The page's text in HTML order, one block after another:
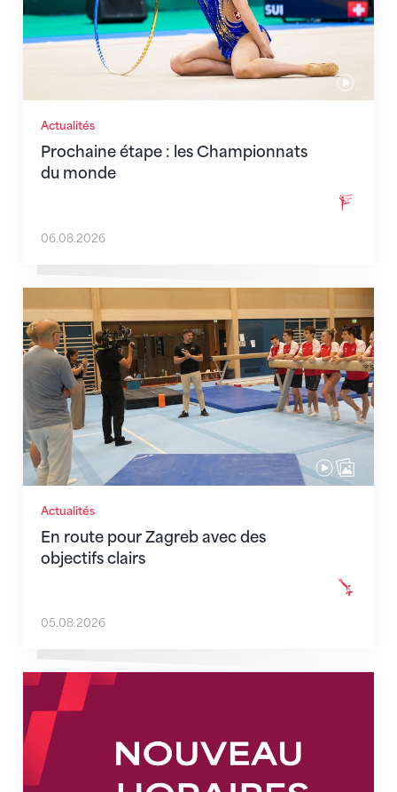
Actualités
Prochaine étape : les Championnats
du monde
06.08.2026
Actualités
En route pour Zagreb avec des
objectifs clairs
En route pour Zagreb avec des objectifs clairs
05.08.2026
Nouveaux horaires du secrétariat dès le 1er août